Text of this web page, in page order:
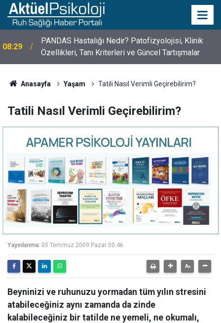
08:29
PANDAS Hastalığı Nedir? Patofizyolojisi, Klinik
Özellikleri, Tanı Kriterleri ve Güncel Tartışmalar
Anasayfa Yaşam Tatili Nasıl Verimli Geçirebilirim?
Tatili Nasıl Verimli Geçirebilirim?
Yayınlanma: 05 Temmuz 2009 Pazar 00:46
Beyninizi ve ruhunuzu yormadan tüm yılın stresini
atabileceğiniz aynı zamanda da zinde
kalabileceğiniz bir tatilde ne yemeli, ne okumalı,